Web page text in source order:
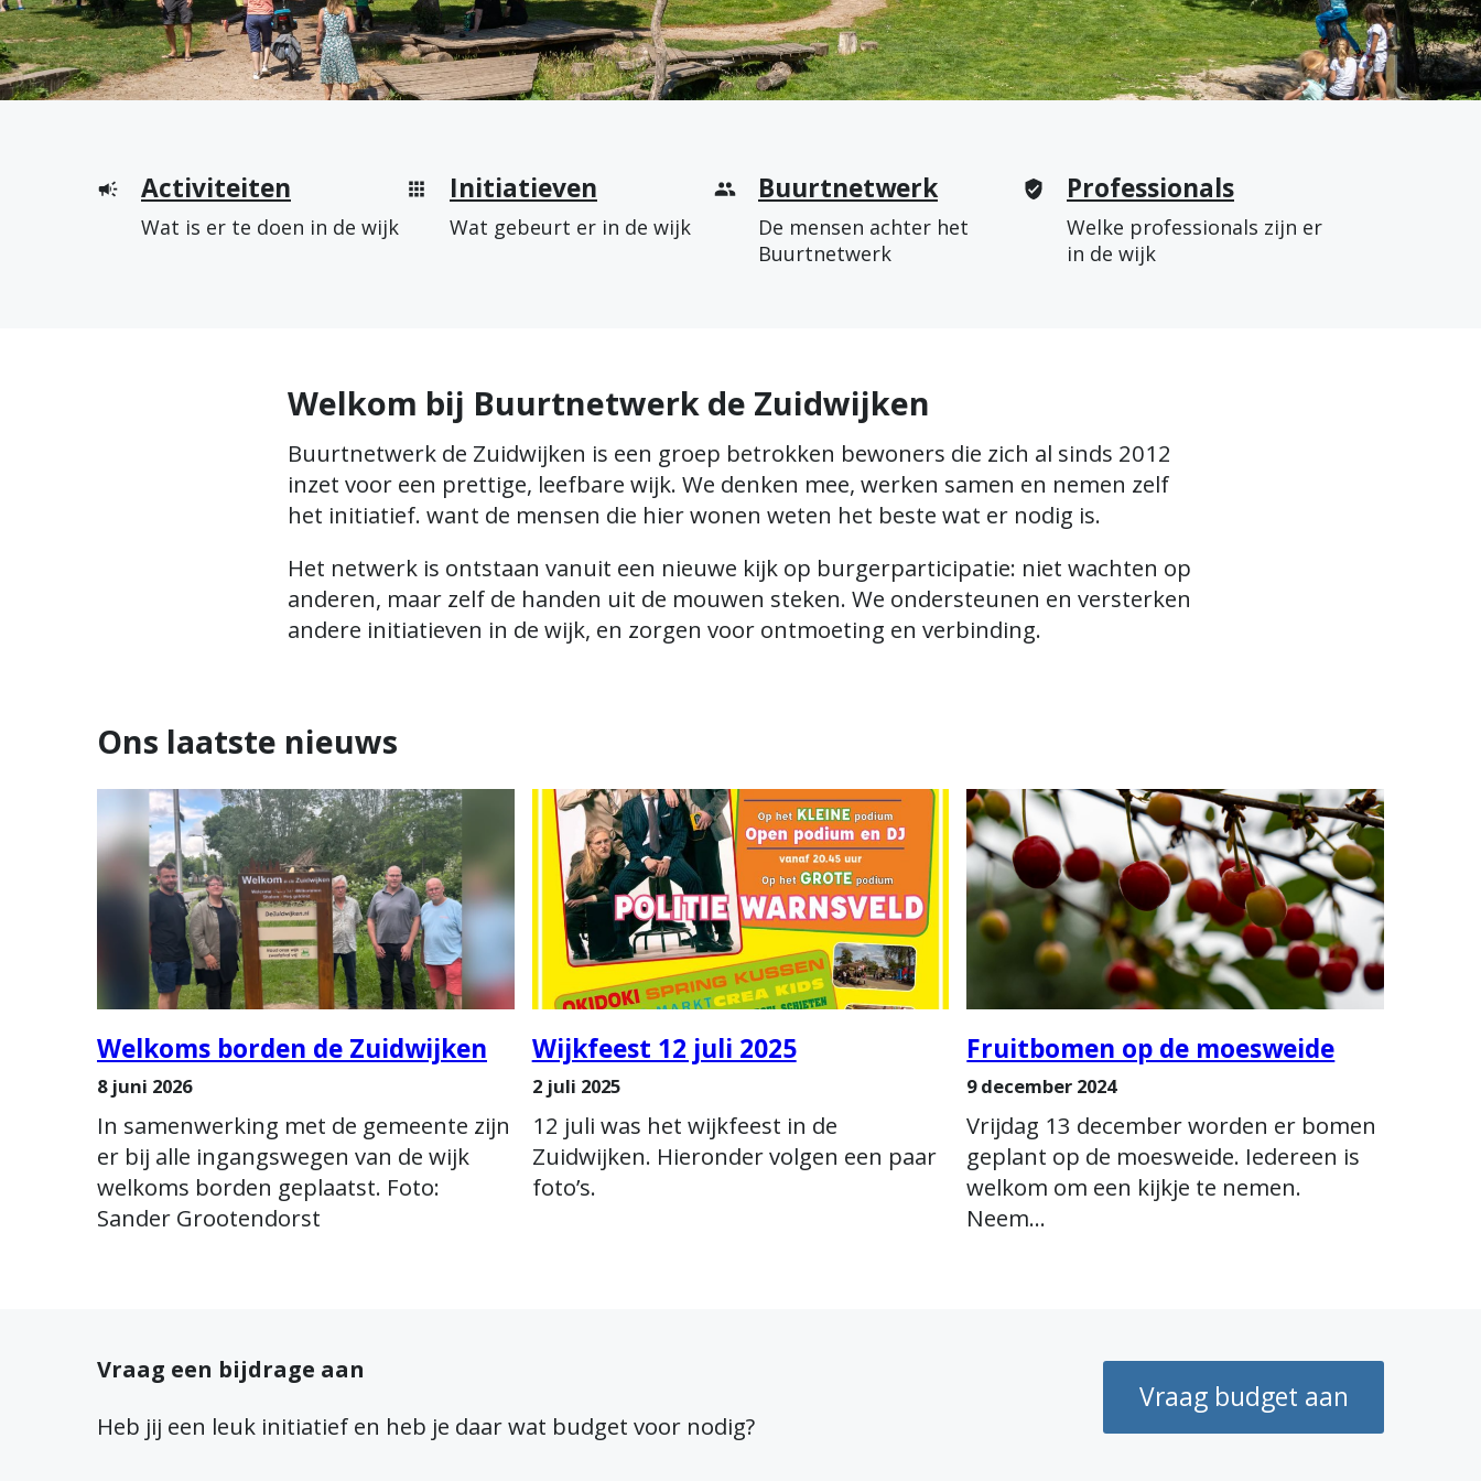
t
w
e
H
Activiteiten
Wat is er te doen in de wijk
Initiatieven
Wat gebeurt er in de wijk
Buurtnetwerk
De mensen achter het
Buurtnetwerk
Professionals
Welke professionals zijn er
in de wijk
Welkom bij Buurtnetwerk de Zuidwijken
Buurtnetwerk de Zuidwijken is een groep betrokken bewoners die zich al sinds 2012
inzet voor een prettige, leefbare wijk. We denken mee, werken samen en nemen zelf
het initiatief. want de mensen die hier wonen weten het beste wat er nodig is.
Het netwerk is ontstaan vanuit een nieuwe kijk op burgerparticipatie: niet wachten op
anderen, maar zelf de handen uit de mouwen steken. We ondersteunen en versterken
andere initiatieven in de wijk, en zorgen voor ontmoeting en verbinding.
Ons laatste nieuws
Welkoms borden de Zuidwijken
8 juni 2026
In samenwerking met de gemeente zijn
er bij alle ingangswegen van de wijk
welkoms borden geplaatst. Foto:
Sander Grootendorst
Wijkfeest 12 juli 2025
2 juli 2025
12 juli was het wijkfeest in de
Zuidwijken. Hieronder volgen een paar
foto’s.
Fruitbomen op de moesweide
9 december 2024
Vrijdag 13 december worden er bomen
geplant op de moesweide. Iedereen is
welkom om een kijkje te nemen.
Neem…
Vraag een bijdrage aan
Heb jij een leuk initiatief en heb je daar wat budget voor nodig?
Vraag budget aan